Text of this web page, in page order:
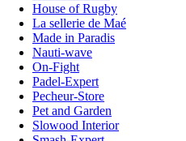
House of Rugby
La sellerie de Maé
Made in Paradis
Nauti-wave
On-Fight
Padel-Expert
Pecheur-Store
Pet and Garden
Slowood Interior